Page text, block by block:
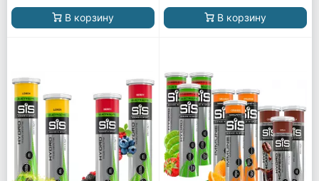
В корзину В корзину